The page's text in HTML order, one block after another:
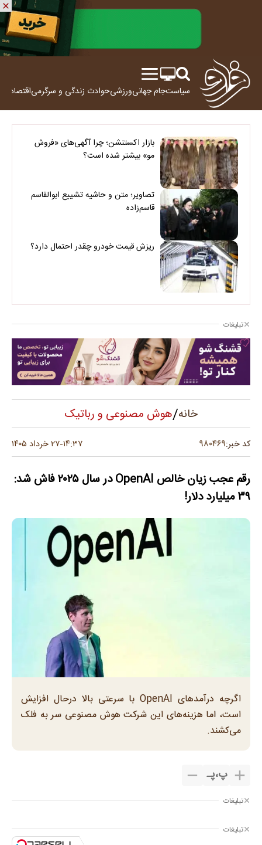
سیاستجام جهانیورزشیحوادث زندگی و سرگرمیاقتصاد
بازار اکستنشن؛ چرا آگهی‌های «فروش
مو» بیشتر شده است؟
تصاویر؛ متن و حاشیه تشییع ابوالقاسم
قاسم‌زاده
ریزش قیمت خودرو چقدر احتمال دارد؟
تبلیغات
خانه/هوش مصنوعی و رباتیک
کد خبر:۹۸۰۴۶۹ ۱۴:۳۷-۲۷ خرداد ۱۴۰۵
رقم عجب زیان خالص OpenAI در سال ۲۰۲۵ فاش شد:
۳۹ میلیارد دلار!
اگرچه درآمدهای OpenAI با سرعتی بالا درحال افزایش
است، اما هزینه‌های این شرکت هوش مصنوعی سر به فلک
می‌کشند.
پ،پـ
تبلیغات
تبلیغات